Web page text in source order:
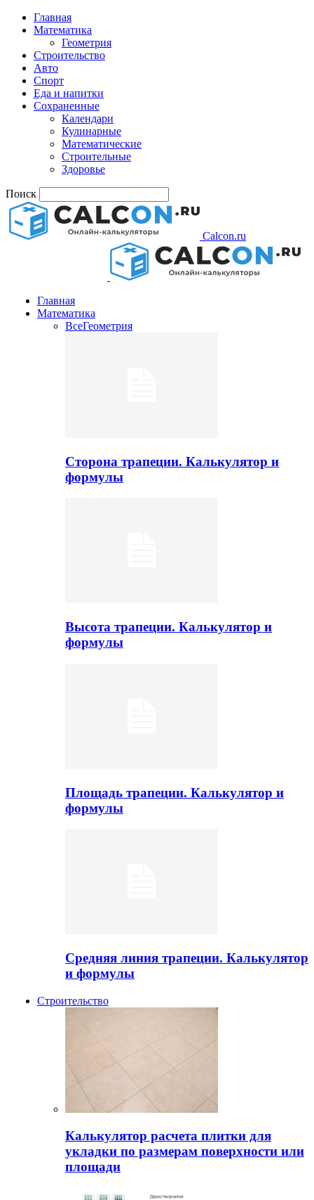
Главная
Математика
Геометрия
Строительство
Авто
Спорт
Еда и напитки
Сохраненные
Календари
Кулинарные
Математические
Строительные
Здоровье
Поиск
Calcon.ru
Главная
Математика
ВсеГеометрия
Сторона трапеции. Калькулятор и
формулы
Высота трапеции. Калькулятор и
формулы
Площадь трапеции. Калькулятор и
формулы
Средняя линия трапеции. Калькулятор
и формулы
Строительство
Калькулятор расчета плитки для
укладки по размерам поверхности или
площади